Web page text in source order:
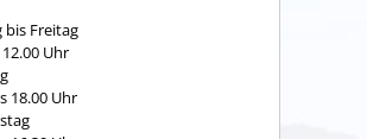
bis Freitag
Uhr
18.00 Uhr